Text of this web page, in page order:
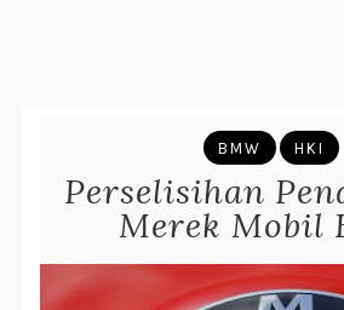
BMW HKI
Perselisihan
Merek Mobil